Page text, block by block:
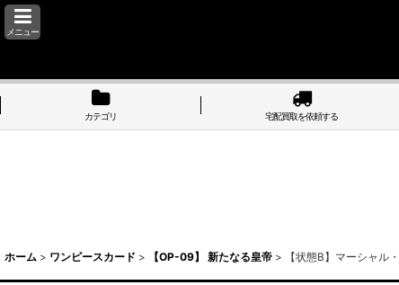
メニュー
カテゴリ 宅配買取を依頼する
ホーム > ワンピースカード > 【OP-09】 新たなる皇帝 > 【状態B】マーシャ